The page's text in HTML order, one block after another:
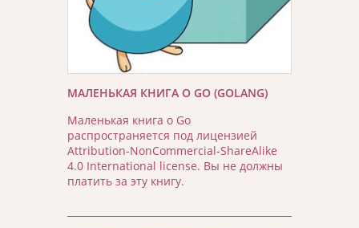
МАЛЕНЬКАЯ КНИГА О GO (GOLANG)
Маленькая книга о Go
распространяется под лицензией
Attribution-NonCommercial-ShareAlike
4.0 International license. Вы не должны
платить за эту книгу.